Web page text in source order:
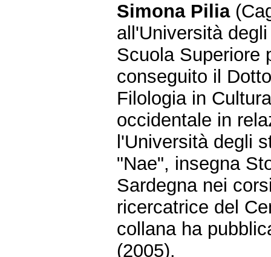
Simona Pilia
all'Università
Scuola Superiore
conseguito il
Filologia in
occidentale in
l'Università degli
"Nae", insegna
Sardegna nei
ricercatrice del
collana ha
(2005).